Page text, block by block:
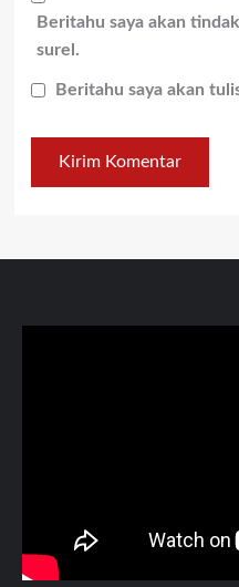
Beritahu saya akan
surel.
Beritahu saya akan